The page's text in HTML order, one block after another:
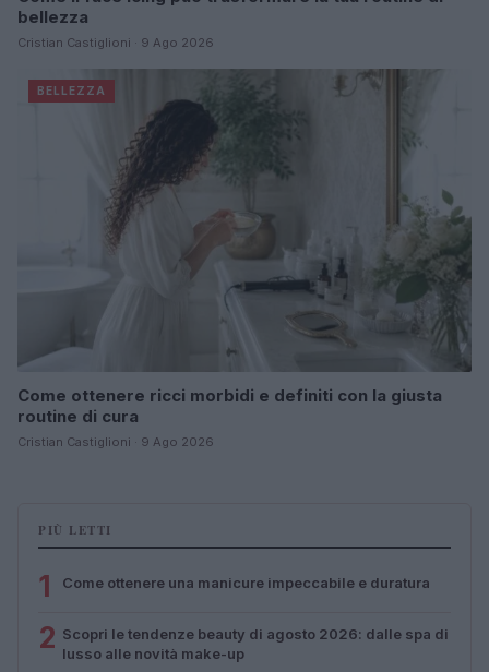
bellezza
Cristian Castiglioni · 9 Ago 2026
BELLEZZA
Come ottenere ricci morbidi e definiti con la giusta
routine di cura
Cristian Castiglioni · 9 Ago 2026
PIÙ LETTI
1 Come ottenere una manicure impeccabile e duratura
2 Scopri le tendenze beauty di agosto 2026: dalle spa di
lusso alle novità make-up